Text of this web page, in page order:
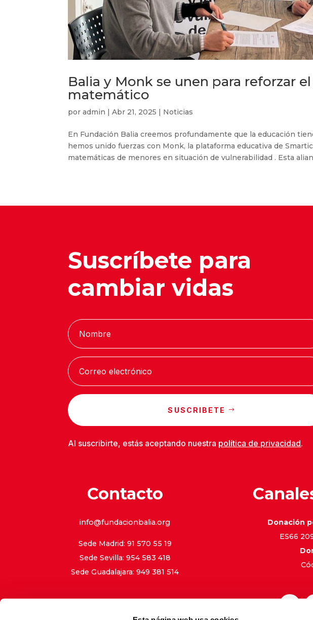
Balia y Monk se unen para reforzar
matemático
poradmin |Abr 21, 2025 | Noticias
En Fundación Balia creemos profundamente que la educación
hemos unido fuerzas con Monk, la plataforma educativa de
matemáticas de menores en situación de vulnerabilidad . Esta
Suscríbete para
cambiar vidas
SUSCRIBETE
Al suscribirte, estás aceptando nuestra política de privacidad.
Contacto
info@fundacionbalia.org
Sede Madrid: 91 570 55 19
Sede Sevilla: 954 583 418
Sede Guadalajara: 949 381 514
Donación
ES66